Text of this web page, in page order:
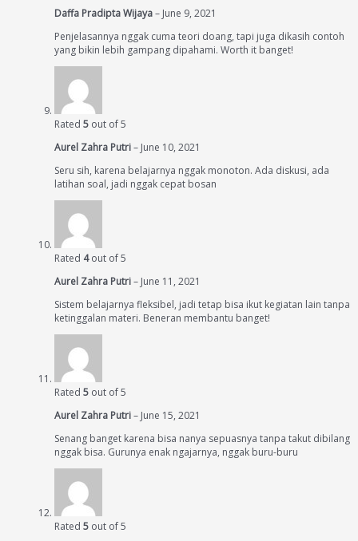
Daffa Pradipta Wijaya– June 9, 2021
Penjelasannya nggak cuma teori doang, tapi juga dikasih contoh
yang bikin lebih gampang dipahami. Worth it banget!
Rated 5 out of 5
Aurel Zahra Putri– June 10, 2021
Seru sih, karena belajarnya nggak monoton. Ada diskusi, ada
latihan soal, jadi nggak cepat bosan
Rated 4out of 5
Aurel Zahra Putri– June 11, 2021
Sistem belajarnya fleksibel, jadi tetap bisa ikut kegiatan lain tanpa
ketinggalan materi. Beneran membantu banget!
Rated 5 out of 5
Aurel Zahra Putri– June 15, 2021
Senang banget karena bisa nanya sepuasnya tanpa takut dibilang
nggak bisa. Gurunya enak ngajarnya, nggak buru-buru
Rated 5 out of 5